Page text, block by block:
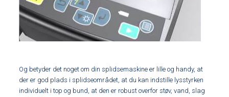
Og betyder det noget om din splidsemaskine er lille og handy, at
der er god plads i splidseområdet, at du kan indstille lysstyrken
individuelt i top og bund, at den er robust overfor støv, vand, slag